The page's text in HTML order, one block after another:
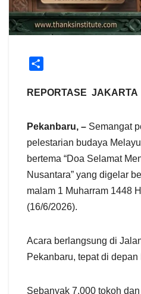
a
REPORTASE JAKARTA
​Pekanbaru, – Semangat
pelestarian budaya
bertema “Doa Selamat
Nusantara” yang digelar
malam 1 Muharram 1448
(16/6/2026).
Acara berlangsung di
Pekanbaru, tepat di
​Sebanyak 7.000 tokoh